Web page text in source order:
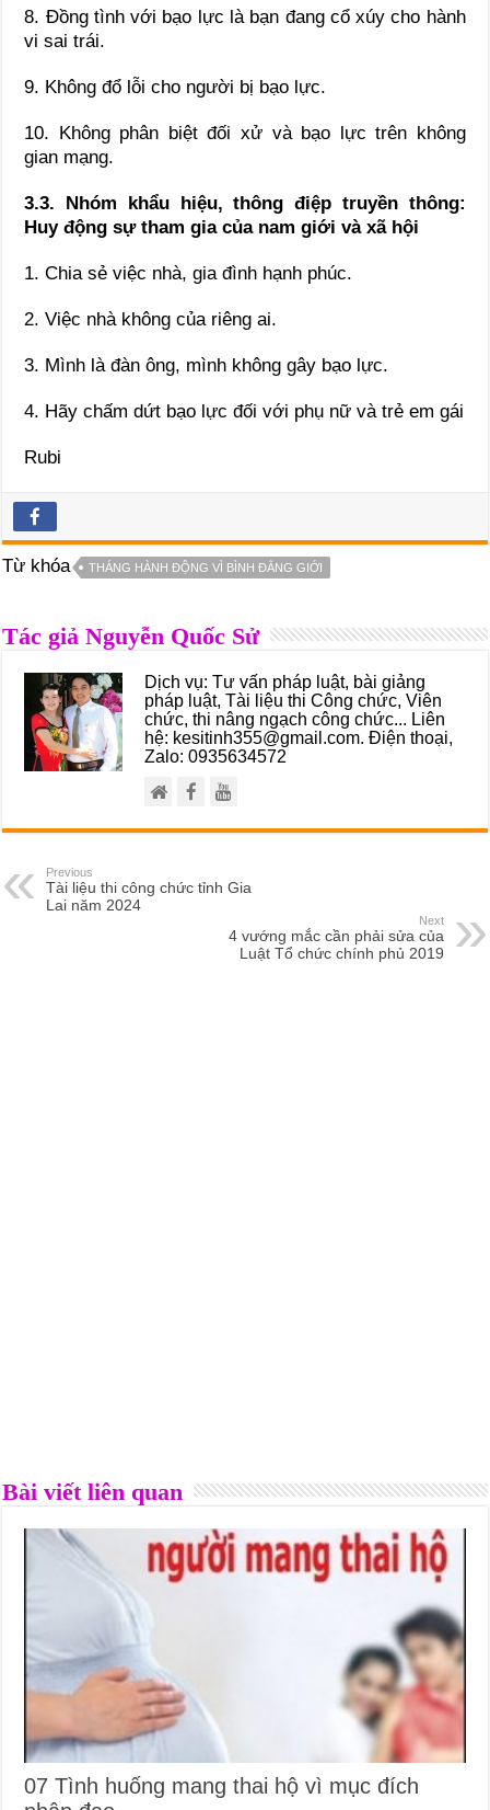
8. Đồng tình với bạo lực là bạn đang cổ xúy cho hành
vi sai trái.
9. Không đổ lỗi cho người bị bạo lực.
10. Không phân biệt đối xử và bạo lực trên không
gian mạng.
3.3. Nhóm khẩu hiệu, thông điệp truyền thông:
Huy động sự tham gia của nam giới và xã hội
1. Chia sẻ việc nhà, gia đình hạnh phúc.
2. Việc nhà không của riêng ai.
3. Mình là đàn ông, mình không gây bạo lực.
4. Hãy chấm dứt bạo lực đối với phụ nữ và trẻ em gái
Rubi
Từ khóa THÁNG HÀNH ĐỘNG VÌ BÌNH ĐẲNG GIỚI
Tác giả Nguyễn Quốc Sử
Dịch vụ: Tư vấn pháp luật, bài giảng
pháp luật, Tài liệu thi Công chức, Viên
chức, thi nâng ngạch công chức... Liên
hệ: kesitinh355@gmail.com. Điện thoại,
Zalo: 0935634572
Previous
Tài liệu thi công chức tỉnh Gia
Lai năm 2024
Next
4 vướng mắc cần phải sửa của
Luật Tổ chức chính phủ 2019
Bài viết liên quan
07 Tình huống mang thai hộ vì mục đích